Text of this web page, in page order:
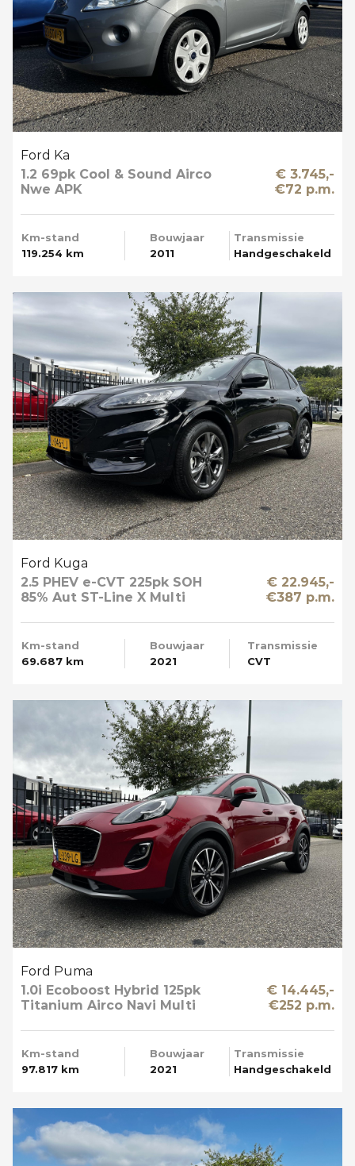
Ford Ka
1.2 69pk Cool & Sound Airco
Nwe APK
€ 3.745,-
€72 p.m.
Km-stand
119.254 km
Bouwjaar
2011
Transmissie
Handgeschakeld
Ford Kuga
2.5 PHEV e-CVT 225pk SOH
85% Aut ST-Line X Multi
€ 22.945,-
€387 p.m.
Km-stand
69.687 km
Bouwjaar
2021
Transmissie
CVT
Ford Puma
1.0i Ecoboost Hybrid 125pk
Titanium Airco Navi Multi
€ 14.445,-
€252 p.m.
Km-stand
97.817 km
Bouwjaar
2021
Transmissie
Handgeschakeld